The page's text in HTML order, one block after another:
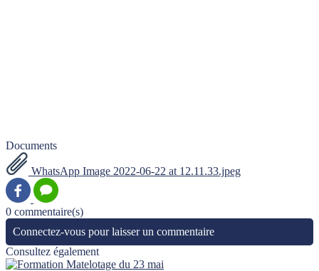
Documents
WhatsApp Image 2022-06-22 at 12.11.33.jpeg
0 commentaire(s)
Connectez-vous pour laisser un commentaire
Consultez également